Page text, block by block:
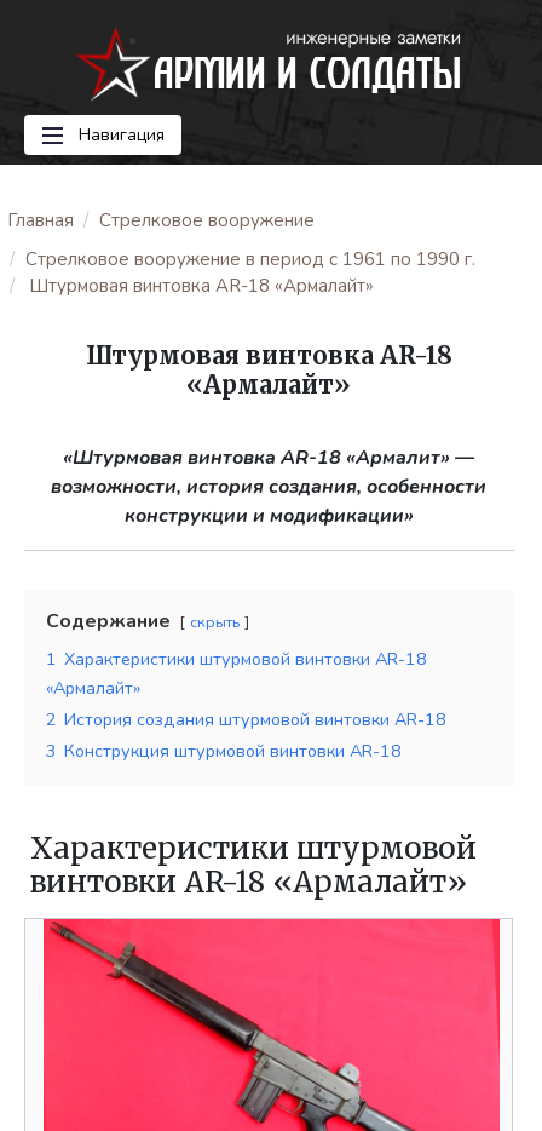
Навигация
Главная
Стрелковое вооружение
Стрелковое вооружение в период с 1961 по 1990 г.
Штурмовая винтовка AR-18 «Армалайт»
Штурмовая винтовка AR-18
«Армалайт»
«Штурмовая винтовка AR-18 «Армалит» —
возможности, история создания, особенности
конструкции и модификации»
Содержание скрыть
1 Характеристики штурмовой винтовки AR-18
«Армалайт»
2 История создания штурмовой винтовки AR-18
3 Конструкция штурмовой винтовки AR-18
Характеристики штурмовой
винтовки AR-18 «Армалайт»